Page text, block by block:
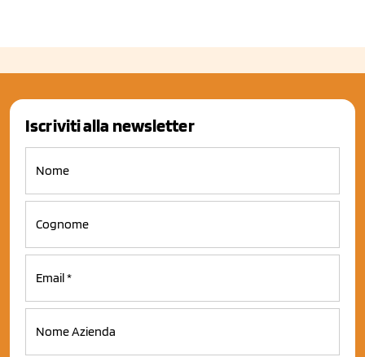
Iscriviti alla newsletter